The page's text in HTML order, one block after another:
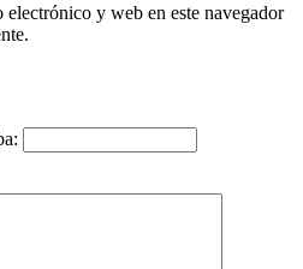
y web en este navegador